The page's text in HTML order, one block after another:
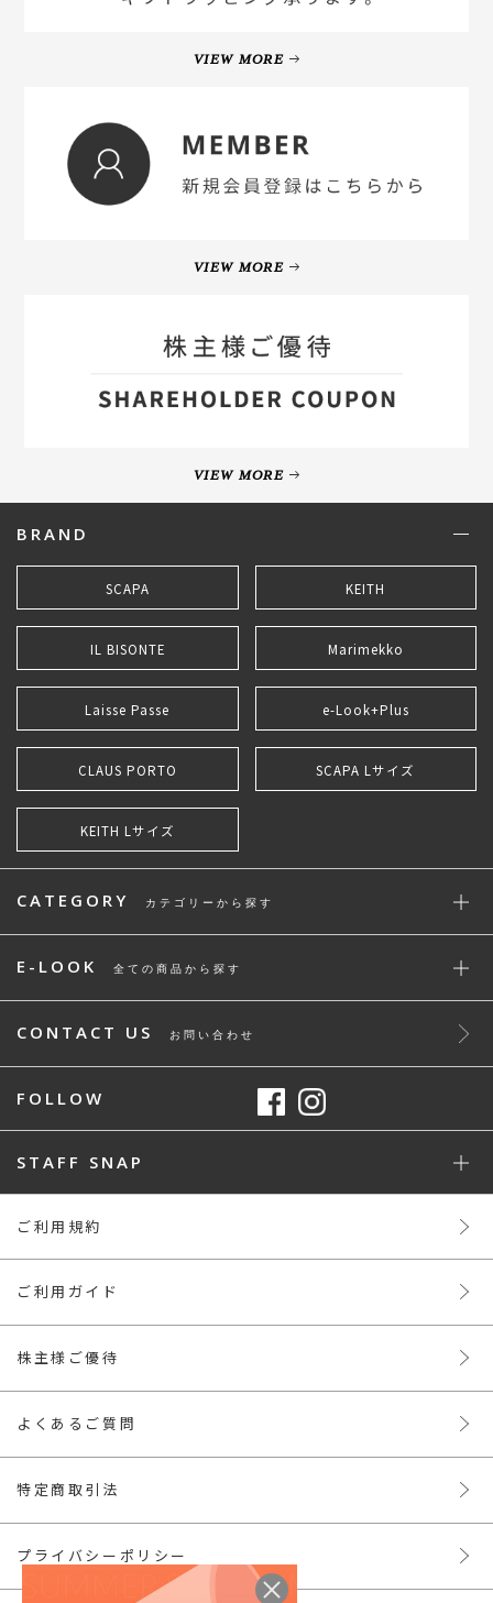
VIEW MORE
VIEW MORE
VIEW MORE
BRAND
SCAPA KEITH
IL BISONTE Marimekko
Laisse Passe e-Look+Plus
CLAUS PORTO SCAPA Lサイズ
KEITH Lサイズ
CATEGORY カテゴリーから探す
E-LOOK 全ての商品から探す
CONTACT US お問い合わせ
FOLLOW
STAFF SNAP
ご利用規約
ご利用ガイド
株主様ご優待
よくあるご質問
特定商取引法
プライバシーポリシー